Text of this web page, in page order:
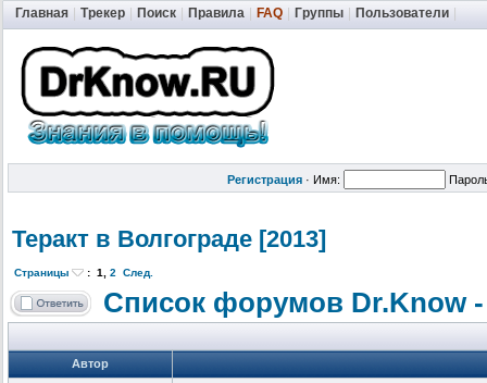
Главная Трекер Поиск Правила FAQ Группы Пользователи
Регистрация · Имя:
Теракт в Волгограде [2013]
Страницы : 1, 2 След.
Список форумов Dr.Know
Автор